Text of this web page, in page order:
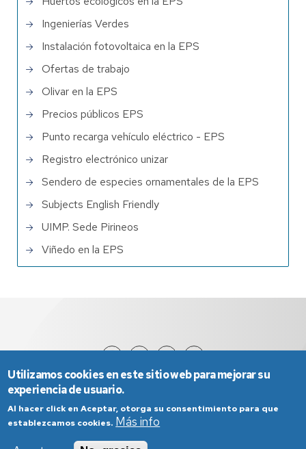
Ingenierías Verdes
Instalación fotovoltaica en la EPS
Ofertas de trabajo
Olivar en la EPS
Precios públicos EPS
Punto recarga vehículo eléctrico - EPS
Registro electrónico unizar
Sendero de especies ornamentales de la EPS
Subjects English Friendly
UIMP. Sede Pirineos
Viñedo en la EPS
Utilizamos cookies en este sitio web para mejorar su
experiencia de usuario.
Al hacer click en Aceptar, otorga su consentimiento para que
establezcamos cookies. Más info